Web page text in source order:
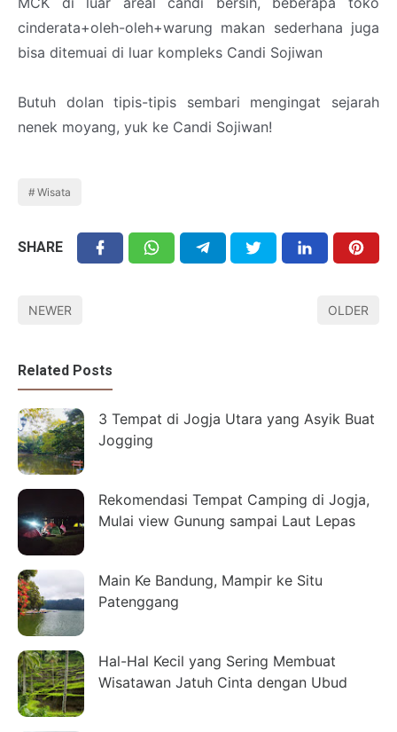
cinderata+oleh-oleh+warung makan sederhana juga
bisa ditemuai di luar kompleks Candi Sojiwan
Butuh dolan tipis-tipis sembari mengingat sejarah
nenek moyang, yuk ke Candi Sojiwan!
Wisata
SHARE
NEWER OLDER
Related Posts
3 Tempat di Jogja Utara yang Asyik Buat
Jogging
Rekomendasi Tempat Camping di Jogja,
Mulai view Gunung sampai Laut Lepas
Main Ke Bandung, Mampir ke Situ
Patenggang
Hal-Hal Kecil yang Sering Membuat
Wisatawan Jatuh Cinta dengan Ubud